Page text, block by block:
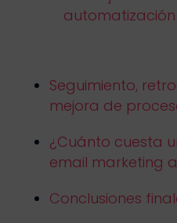
automatización
Seguimiento,
mejora de
¿Cuánto cuesta
email marketing
Conclusiones